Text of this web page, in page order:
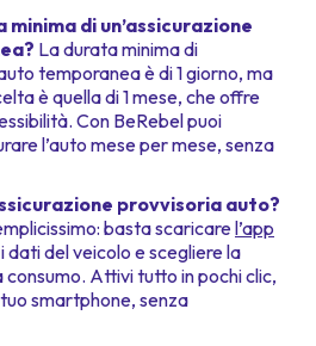
di un’assicurazione
La durata minima di
temporanea è di 1 giorno, ma
è quella di 1 mese, che offre
Con BeRebel puoi
l’auto mese per mese, senza
provvisoria auto?
basta scaricarel’app
dati del veicolo e scegliere la
consumo. Attivi tutto in pochi clic,
smartphone, senza